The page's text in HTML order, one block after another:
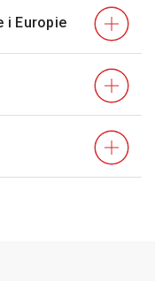
i Europie